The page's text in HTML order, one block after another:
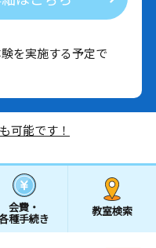
を実施する予定で
可能です！
会費・
種手続き
教室検索